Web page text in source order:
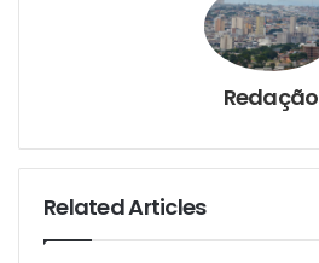
Redação
Related Articles